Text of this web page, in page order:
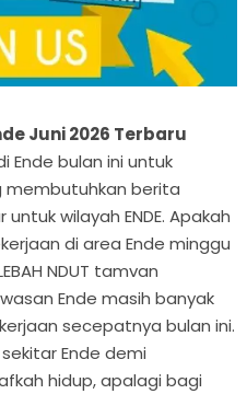
Juni 2026 Terbaru
Ende bulan ini untuk
berita
wilayah ENDE. Apakah
di area Ende minggu
NDUT tamvan
Ende masih banyak
secepatnya bulan ini.
Ende demi
hidup, apalagi bagi